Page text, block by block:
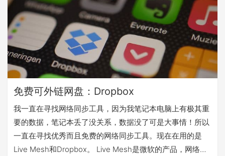
一人生活在“看似天…
免费可外链网盘：Dropbox
我一直在寻找网络同步工具，因为我笔记本电脑上有极其重
要的数据，笔记本丢了没关系，数据没了可是大事情！所以
一直在寻找优秀而且免费的网络同步工具。现在在用的是
Live Mesh和Dropbox。 Live Mesh是微软的产品，网络容